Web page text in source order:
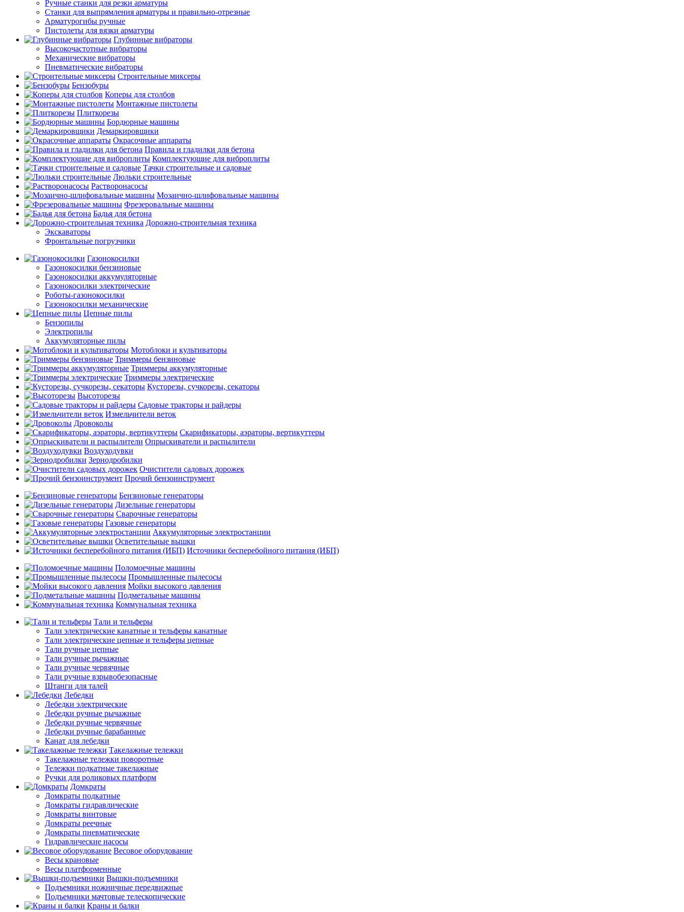
Ручные станки для резки арматуры
Станки для выпрямления арматуры и правильно-отрезные
Арматурогибы ручные
Пистолеты для вязки арматуры
Глубинные вибраторы
Высокочастотные вибраторы
Механические вибраторы
Пневматические вибраторы
Строительные миксеры
Бензобуры
Коперы для столбов
Монтажные пистолеты
Плиткорезы
Бордюрные машины
Демаркировщики
Окрасочные аппараты
Правила и гладилки для бетона
Комплектующие для виброплиты
Тачки строительные и садовые
Люльки строительные
Растворонасосы
Мозаично-шлифовальные машины
Фрезеровальные машины
Бадья для бетона
Дорожно-строительная техника
Экскаваторы
Фронтальные погрузчики
Газонокосилки
Газонокосилки бензиновые
Газонокосилки аккумуляторные
Газонокосилки электрические
Роботы-газонокосилки
Газонокосилки механические
Цепные пилы
Бензопилы
Электропилы
Аккумуляторные пилы
Мотоблоки и культиваторы
Триммеры бензиновые
Триммеры аккумуляторные
Триммеры электрические
Кусторезы, сучкорезы, секаторы
Высоторезы
Садовые тракторы и райдеры
Измельчители веток
Дровоколы
Скарификаторы, аэраторы, вертикуттеры
Опрыскиватели и распылители
Воздуходувки
Зернодробилки
Очистители садовых дорожек
Прочий бензоинструмент
Бензиновые генераторы
Дизельные генераторы
Сварочные генераторы
Газовые генераторы
Аккумуляторные электростанции
Осветительные вышки
Источники бесперебойного питания (ИБП)
Поломоечные машины
Промышленные пылесосы
Мойки высокого давления
Подметальные машины
Коммунальная техника
Тали и тельферы
Тали электрические канатные и тельферы канатные
Тали электрические цепные и тельферы цепные
Тали ручные цепные
Тали ручные рычажные
Тали ручные червячные
Тали ручные взрывобезопасные
Штанги для талей
Лебедки
Лебедки электрические
Лебедки ручные рычажные
Лебедки ручные червячные
Лебедки ручные барабанные
Канат для лебедки
Такелажные тележки
Такелажные тележки поворотные
Тележки подкатные такелажные
Ручки для роликовых платформ
Домкраты
Домкраты подкатные
Домкраты гидравлические
Домкраты винтовые
Домкраты реечные
Домкраты пневматические
Гидравлические насосы
Весовое оборудование
Весы крановые
Весы платформенные
Вышки-подъемники
Подъемники ножничные передвижные
Подъемники мачтовые телескопические
Краны и балки